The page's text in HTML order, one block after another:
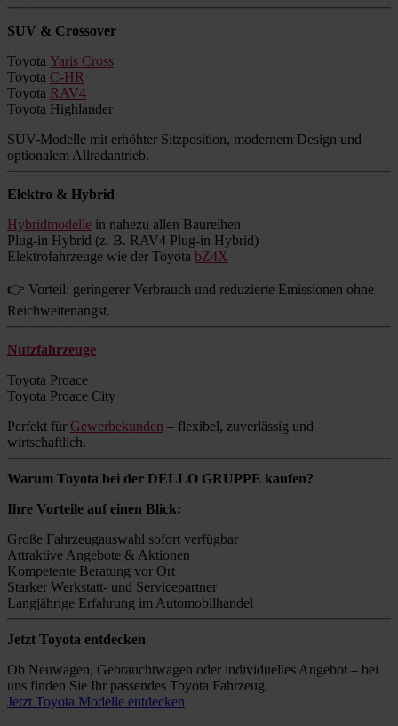
SUV & Crossover
Toyota Yaris Cross
Toyota C-HR
Toyota RAV4
Toyota Highlander
SUV-Modelle mit erhöhter Sitzposition, modernem Design und
optionalem Allradantrieb.
Elektro & Hybrid
Hybridmodelle in nahezu allen Baureihen
Plug-in Hybrid (z. B. RAV4 Plug-in Hybrid)
Elektrofahrzeuge wie der Toyota bZ4X
👉 Vorteil: geringerer Verbrauch und reduzierte Emissionen ohne
Reichweitenangst.
Nutzfahrzeuge
Toyota Proace
Toyota Proace City
Perfekt für Gewerbekunden – flexibel, zuverlässig und
wirtschaftlich.
Warum Toyota bei der DELLO GRUPPE kaufen?
Ihre Vorteile auf einen Blick:
Große Fahrzeugauswahl sofort verfügbar
Attraktive Angebote & Aktionen
Kompetente Beratung vor Ort
Starker Werkstatt- und Servicepartner
Langjährige Erfahrung im Automobilhandel
Jetzt Toyota entdecken
Ob Neuwagen, Gebrauchtwagen oder individuelles Angebot – bei
uns finden Sie Ihr passendes Toyota Fahrzeug.
Jetzt Toyota Modelle entdecken